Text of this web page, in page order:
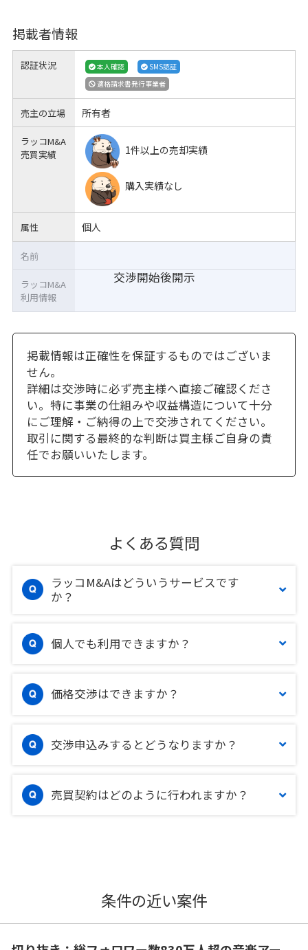
掲載者情報
認証状況 本人確認
SMS認証
適格請求書発行事業者
売主の立場 所有者
ラッコM&A
売買実績
1件以上の売却実績
購入実績なし
属性 個人
交渉開始後開示
名前
ラッコM&A
利用情報
掲載情報は正確性を保証するものではございま
せん。
詳細は交渉時に必ず売主様へ直接ご確認くださ
い。特に事業の仕組みや収益構造について十分
にご理解・ご納得の上で交渉されてください。
取引に関する最終的な判断は買主様ご自身の責
任でお願いいたします。
よくある質問
ラッコM&Aはどういうサービスです
か？
個人でも利用できますか？
価格交渉はできますか？
交渉申込みするとどうなりますか？
売買契約はどのように行われますか？
条件の近い案件